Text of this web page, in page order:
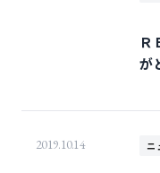
Ｒ
が
2019.10.14 ニ